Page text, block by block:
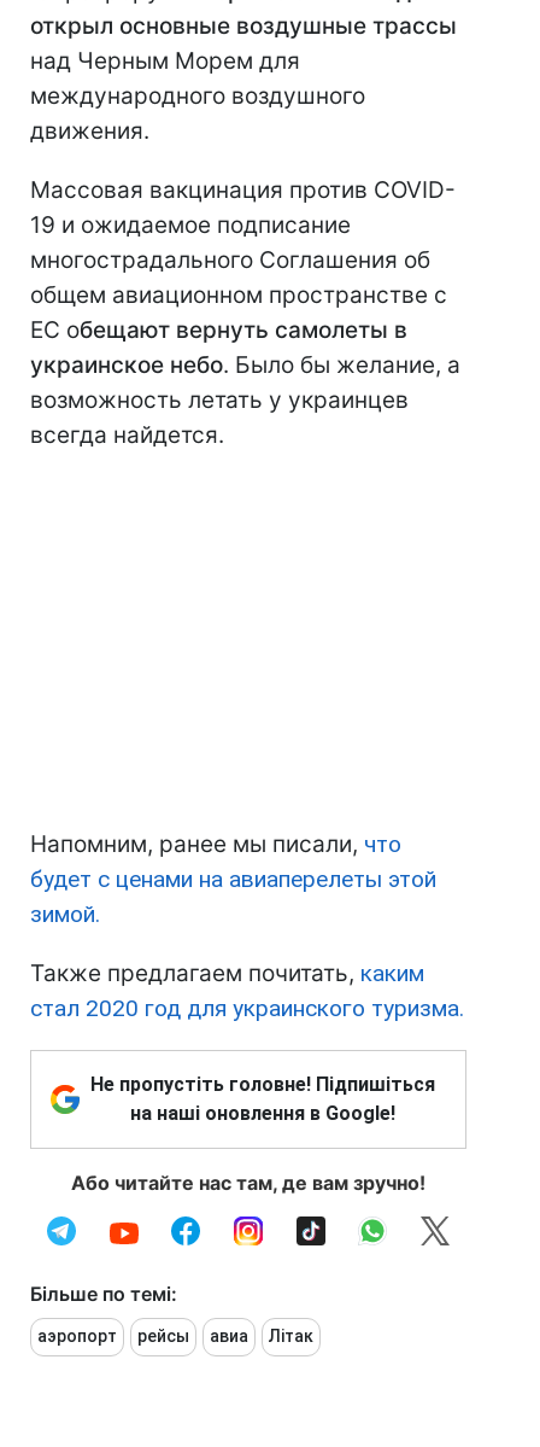
открыл основные воздушные трассы
над Черным Морем для
международного воздушного
движения.
Массовая вакцинация против COVID-
19 и ожидаемое подписание
многострадального Соглашения об
общем авиационном пространстве с
ЕС обещают вернуть самолеты в
украинское небо. Было бы желание, а
возможность летать у украинцев
всегда найдется.
Напомним, ранее мы писали, что
будет с ценами на авиаперелеты этой
зимой.
Также предлагаем почитать, каким
стал 2020 год для украинского туризма.
Не пропустіть головне! Підпишіться
на наші оновлення в Google!
Або читайте нас там, де вам зручно!
Більше по темі:
аэропорт рейсы авиа Літак